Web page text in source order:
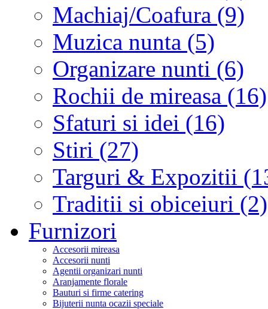
Machiaj/Coafura (9)
Muzica nunta (5)
Organizare nunti (6)
Rochii de mireasa (16)
Sfaturi si idei (16)
Stiri (27)
Targuri & Expozitii
Traditii si obiceiuri (2)
Furnizori
Accesorii mireasa
Accesorii nunti
Agentii organizari nunti
Aranjamente florale
Bauturi si firme catering
Bijuterii nunta ocazii speciale